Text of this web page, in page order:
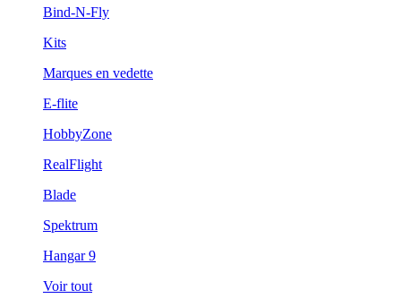
Bind-N-Fly
Kits
Marques en vedette
E-flite
HobbyZone
RealFlight
Blade
Spektrum
Hangar 9
Voir tout